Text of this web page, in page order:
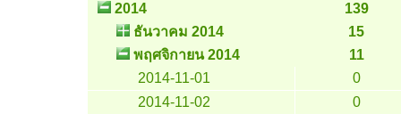
2014
139
ธันวาคม 2014
15
พฤศจิกายน 2014
11
2014-11-01
0
2014-11-02
0